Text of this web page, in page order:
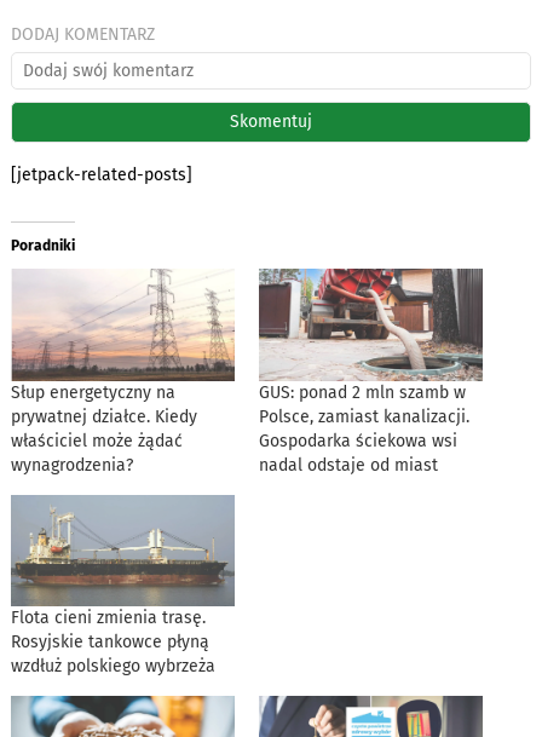
DODAJ KOMENTARZ
[jetpack-related-posts]
Poradniki
Słup energetyczny na
prywatnej działce. Kiedy
właściciel może żądać
wynagrodzenia?
GUS: ponad 2 mln szamb w
Polsce, zamiast kanalizacji.
Gospodarka ściekowa wsi
nadal odstaje od miast
Flota cieni zmienia trasę.
Rosyjskie tankowce płyną
wzdłuż polskiego wybrzeża